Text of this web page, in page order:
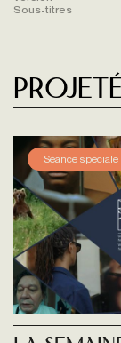
Sous-titres
Séance spéciale